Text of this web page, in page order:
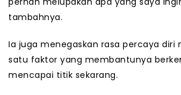
tambahnya.
Ia juga menegaskan rasa percaya diri
satu faktor yang membantunya
mencapai titik sekarang.